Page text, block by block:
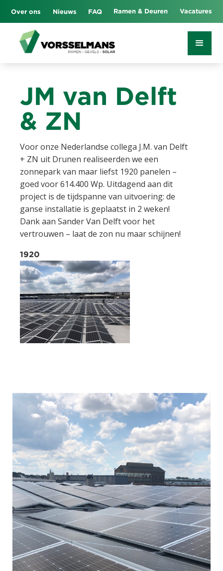
Over ons Nieuws FAQ Ramen & Deuren Vacatures
JM van Delft
& ZN
Voor onze Nederlandse collega J.M. van Delft
+ ZN uit Drunen realiseerden we een
zonnepark van maar liefst 1920 panelen –
goed voor 614.400 Wp. Uitdagend aan dit
project is de tijdspanne van uitvoering: de
ganse installatie is geplaatst in 2 weken!
Dank aan Sander Van Delft voor het
vertrouwen – laat de zon nu maar schijnen!
1920